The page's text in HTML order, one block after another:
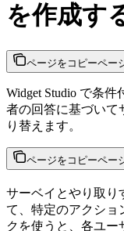
を作成す
ページをコピーペー
Widget Studio で条
者の回答に基づいて
り替えます。
ページをコピーペー
サーベイとやり取り
て、特定のアクショ
クを使うと、各ユ